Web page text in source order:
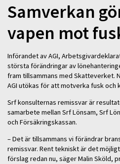
Samverkan
vapen mot
Införandet av AGI,
största förändringar av
fram tillsammans med Skatteverket.
AGI utökas för att motverka fusk och
Srf konsulternas remissvar är
samarbete mellan Srf Lönsam, Srf
och Försäkringskassan.
– Det är tillsammans vi förändrar
remissvar. Rent tekniskt är det
förslag redan nu, säger Malin Sköld,